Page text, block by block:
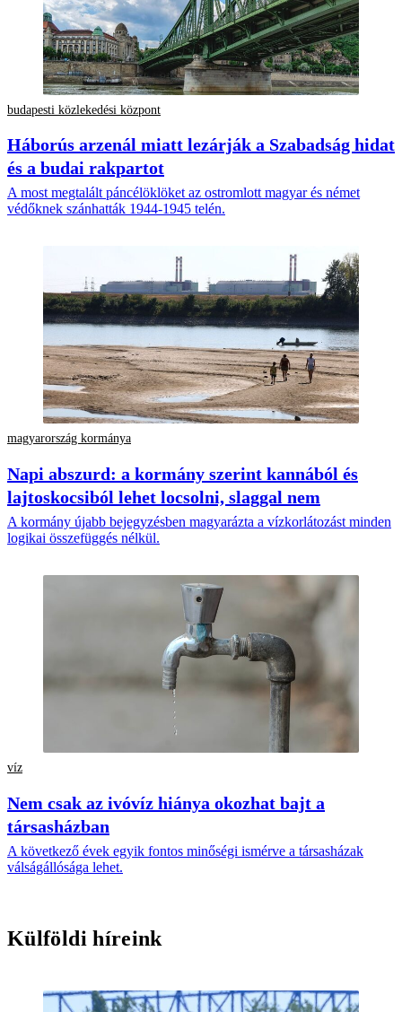
budapesti közlekedési központ
Háborús arzenál miatt lezárják a Szabadság hidat
és a budai rakpartot
A most megtalált páncélöklöket az ostromlott magyar és német
védőknek szánhatták 1944-1945 telén.
magyarország kormánya
Napi abszurd: a kormány szerint kannából és
lajtoskocsiból lehet locsolni, slaggal nem
A kormány újabb bejegyzésben magyarázta a vízkorlátozást minden
logikai összefüggés nélkül.
víz
Nem csak az ivóvíz hiánya okozhat bajt a
társasházban
A következő évek egyik fontos minőségi ismérve a társasházak
válságállósága lehet.
Külföldi híreink